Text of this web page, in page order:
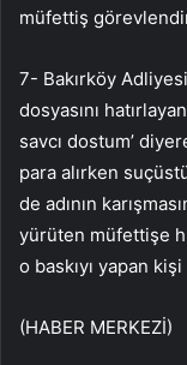
müfettiş
7- Bakırköy
dosyasını
savcı dostum’
para alırken
de adının
yürüten müfettişe
o baskıyı yapan
(HABER MERKEZİ)